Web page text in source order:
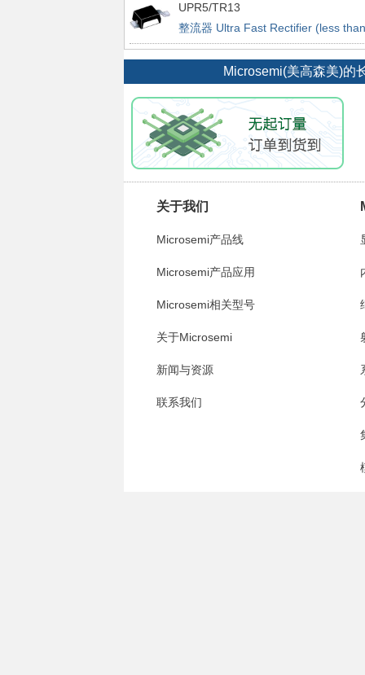
UPR5/TR13
整流器 Ultra Fast Rectifier (less than
100ns)
Microsemi(美高森美)的
关于我们
Microsemi产品线
Microsemi产品应用
Microsemi相关型号
关于Microsemi
新闻与资源
联系我们